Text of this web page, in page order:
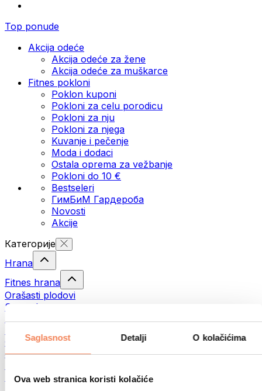
Saglasnost Detalji O kolačićima
Ova web stranica koristi kolačiće
Top ponude
Akcija odeće
Akcija odeće za žene
Akcija odeće za muškarce
Fitnes pokloni
Poklon kuponi
Pokloni za celu porodicu
Pokloni za nju
Pokloni za njega
Kuvanje i pečenje
Moda i dodaci
Ostala oprema za vežbanje
Pokloni do 10 €
Bestseleri
ГимБиМ Гардeробa
Novosti
Akcije
Категорије
Hrana
Fitnes hrana
Orašasti plodovi
Semenke
Namazi i paste
Gotova jela
Јаја
Meso